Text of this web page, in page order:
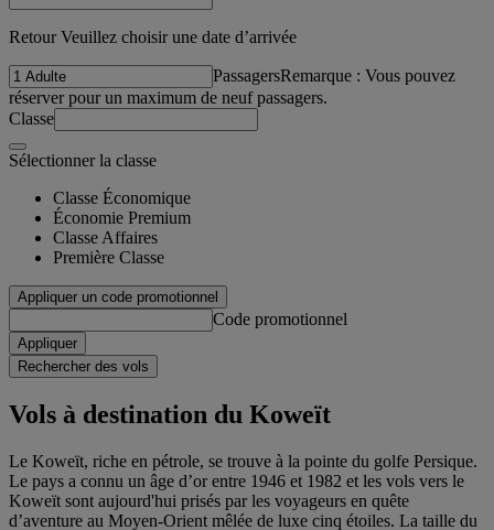
Retour Veuillez choisir une date d’arrivée
PassagersRemarque : Vous pouvez
réserver pour un maximum de neuf passagers.
Classe
Sélectionner la classe
Classe Économique
Économie Premium
Classe Affaires
Première Classe
Appliquer un code promotionnel
Code promotionnel
Appliquer
Rechercher des vols
Vols à destination du Koweït
Le Koweït, riche en pétrole, se trouve à la pointe du golfe Persique.
Le pays a connu un âge d’or entre 1946 et 1982 et les vols vers le
Koweït sont aujourd'hui prisés par les voyageurs en quête
d’aventure au Moyen-Orient mêlée de luxe cinq étoiles. La taille du